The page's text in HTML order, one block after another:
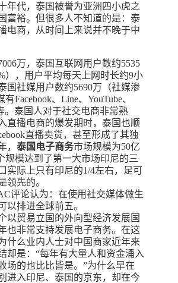
年代，泰国被誉为亚洲四小虎之
富裕。但很多人不知道的是：泰
电商，从时间上来说并不晚于中
万，泰国互联网用户数约5535
），用户平均每天上网时长约9小
国社媒用户数约5690万（社媒渗
Facebook、Line、YouTube、
。泰国人对于社交电商非常熟
直播电商的爆发期时，泰国也顺
直播卖货，甚至形成了其独
， 泰国电子商务市场规模为50亿
规模达到了第一大市场印尼的三
实际上只有印尼的1/4左右，足可
领先的。
评论认为：在使用社交媒体做生
以排进全球前五。
以贸易立国的外向型经济发展国
也非常支持发展电子商务。在这
什么业内人士对中国商家近年来
却是：“每年有大量人和资金涌入
场的也比比皆是。”为什么早在
进入印尼、泰国的京东，却在今